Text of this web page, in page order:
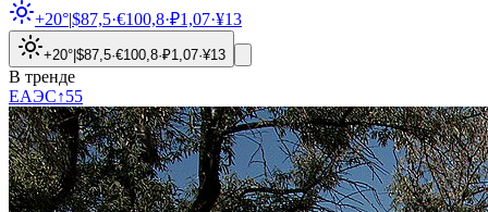
+20°|$87,5·€100,8·₽1,07·¥13
+20° $87,5·€100,8·₽1,07·¥13
В тренде
ЕАЭС↑55